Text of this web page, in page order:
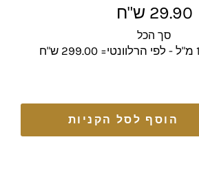
מחיר
מלא
29.90 ש"ח
סך הכל
הוסף לסל הקניות